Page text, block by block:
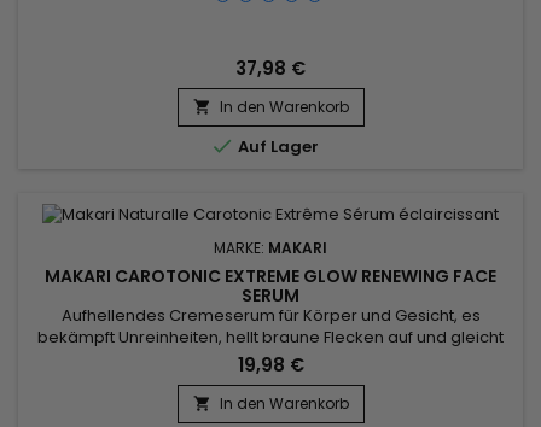
37,98 €
 In den Warenkorb
 Auf Lager
MARKE: MAKARI
MAKARI CAROTONIC EXTREME GLOW RENEWING FACE
SERUM
Aufhellendes Cremeserum für Körper und Gesicht, es
bekämpft Unreinheiten, hellt braune Flecken auf und gleicht
den Teint aus.&nbsp; Angereichert mit Karottenöl, weißem
Maulbeerextrakt und Süßholzpflanzenextrakt hilft das
vereinheitlichende Cremeserum Makari Naturalle Carotonic
19,98 €
 In den Warenkorb